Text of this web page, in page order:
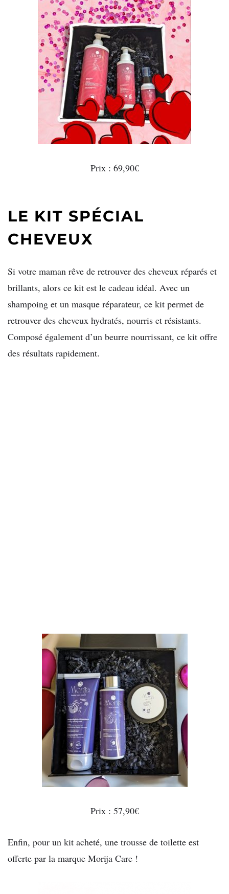
Prix : 69,90€
LE KIT SPÉCIAL
CHEVEUX
Si votre maman rêve de retrouver des cheveux réparés et
brillants, alors ce kit est le cadeau idéal. Avec un
shampoing et un masque réparateur, ce kit permet de
retrouver des cheveux hydratés, nourris et résistants.
Composé également d’un beurre nourrissant, ce kit offre
des résultats rapidement.
Prix : 57,90€
Enfin, pour un kit acheté, une trousse de toilette est
offerte par la marque Morija Care !